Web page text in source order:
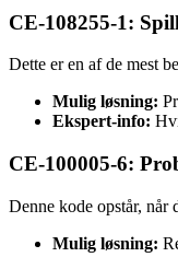
CE-108255-1:
Dette er en af de mest
Mulig løsning:
Ekspert-info:
CE-100005-6:
Denne kode opstår, når
Mulig løsning: